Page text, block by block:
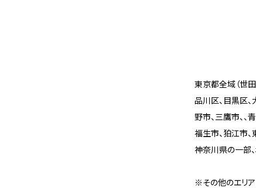
東京都全域（世田
品川区、目黒区、
野市、三鷹市、、
福生市、狛江市、
神奈川県の一部
※その他のエリア